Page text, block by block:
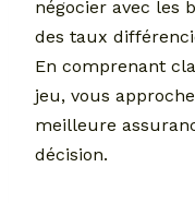
négocier avec les
des taux
En comprenant
jeu, vous
meilleure
décision.